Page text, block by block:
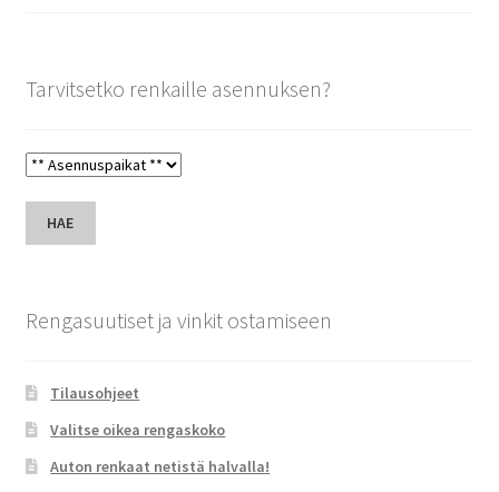
Tarvitsetko renkaille asennuksen?
HAE
Rengasuutiset ja vinkit ostamiseen
Tilausohjeet
Valitse oikea rengaskoko
Auton renkaat netistä halvalla!